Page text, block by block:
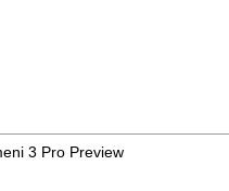
3 Pro Preview